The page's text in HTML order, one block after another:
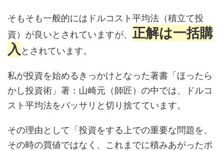
そもそも一般的にはドルコスト平均法（積立て投
資）が良いとされていますが、 正解は一括購
入 とされています。
私が投資を始めるきっかけとなった著書「ほったら
かし投資術」著：山崎元（師匠）の中では、ドルコ
スト平均法をバッサリと切り捨てています。
その理由として「投資をする上での重要な問題を、
その時の買値ではなく、これまでに積みあがったポ